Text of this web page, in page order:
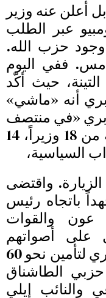
أعلن عنه وزير
عبر الطلب
حزب الله.
ففي اليوم
حيث أكّد
أنه «ماشي»
بري «في منتصف
الطريق» عبر اقتراح حكومة من 18 وزيراً، 14
واقتضى
باتجاه رئيس
عون والقوات
على أصواتهم
للتسمية، في موازاة سعي بري لتأمين نحو 60
الطاشناق
والنائب إيلي